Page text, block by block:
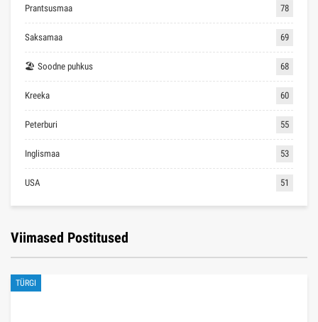
Prantsusmaa 78
Saksamaa 69
🏖 Soodne puhkus 68
Kreeka 60
Peterburi 55
Inglismaa 53
USA 51
Viimased Postitused
TÜRGI